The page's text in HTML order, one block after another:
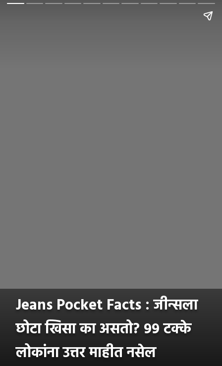
Jeans Pocket Facts : जीन्सला
छोटा खिसा का असतो? ९९ टक्के
लोकांना उत्तर माहीत नसेल